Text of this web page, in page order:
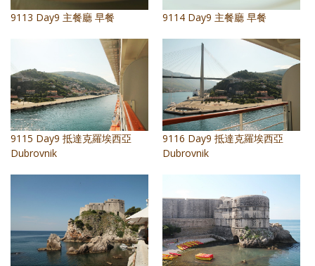
9113 Day9 主餐廳 早餐 9114 Day9 主餐廳 早餐
9115 Day9 抵達克羅埃西亞
Dubrovnik
9116 Day9 抵達克羅埃西亞
Dubrovnik